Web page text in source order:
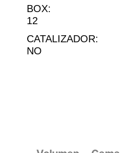
BOX:
12
CATALIZADOR:
NO